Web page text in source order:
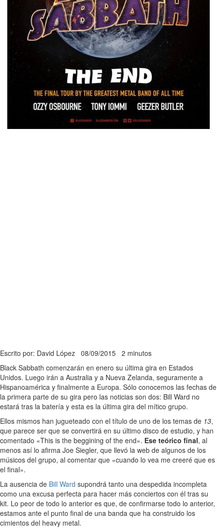
Escrito por: David López 08/09/2015 2 minutos
Black Sabbath comenzarán en enero su última gira en Estados
Unidos. Luego irán a Australia y a Nueva Zelanda, seguramente a
Hispanoamérica y finalmente a Europa. Sólo conocemos las fechas de
la primera parte de su gira pero las noticias son dos: Bill Ward no
estará tras la batería y esta es la última gira del mítico grupo.
Ellos mismos han jugueteado con el título de uno de los temas de 13,
que parece ser que se convertirá en su último disco de estudio, y han
comentado «This is the beggining of the end». Ese teórico final, al
menos así lo afirma Joe Siegler, que llevó la web de algunos de los
músicos del grupo, al comentar que «cuando lo vea me creeré que es
el final».
La ausencia de Bill Ward supondrá tanto una despedida incompleta
como una excusa perfecta para hacer más conciertos con él tras su
kit. Lo peor de todo lo anterior es que, de confirmarse todo lo anterior,
estamos ante el punto final de una banda que ha construido los
cimientos del heavy metal.